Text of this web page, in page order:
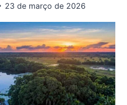
23 de março de 2026